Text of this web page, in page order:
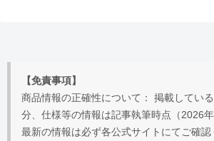
【免責事項】
商品情報の正確性について： 掲載してい
分、仕様等の情報は記事執筆時点（2026年
最新の情報は必ず各公式サイトにてご確認